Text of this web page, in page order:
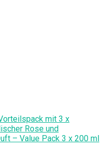
mit 3 x
Rose und
– Value Pack 3 x 200 ml